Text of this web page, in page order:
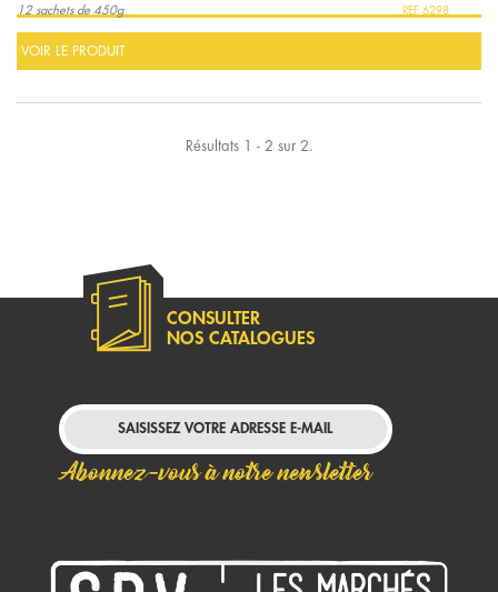
12 sachets de 450g 6298
VOIR LE PRODUIT
Résultats 1 - 2 sur 2.
CONSULTER
NOS CATALOGUES
Abonnez-vous à notre newsletter